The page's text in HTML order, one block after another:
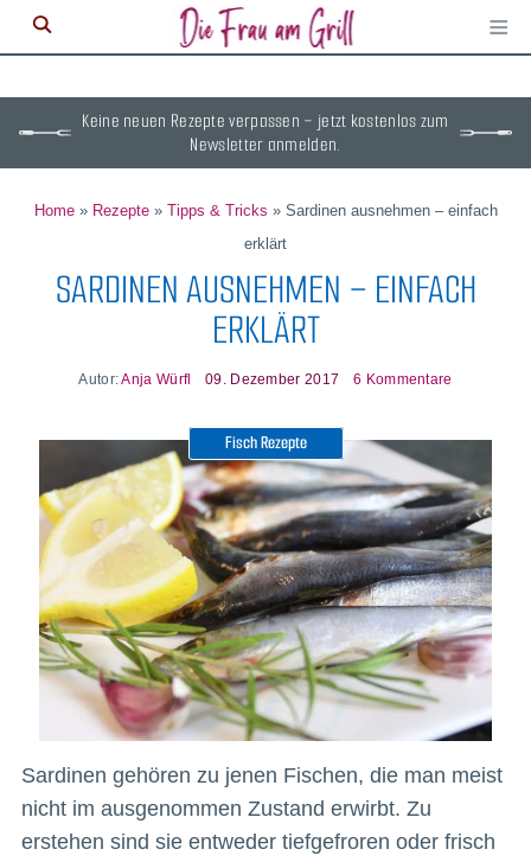
≡
Keine neuen Rezepte verpassen – jetzt kostenlos zum
Newsletter anmelden.
Home» Rezepte» Tipps & Tricks » Sardinen ausnehmen – einfach
erklärt
SARDINEN AUSNEHMEN – EINFACH
ERKLÄRT
Autor:Anja Würfl 09. Dezember 2017 6 Kommentare
Fisch Rezepte
Sardinen gehören zu jenen Fischen, die man meist
nicht im ausgenommen Zustand erwirbt. Zu
erstehen sind sie entweder tiefgefroren oder frisch